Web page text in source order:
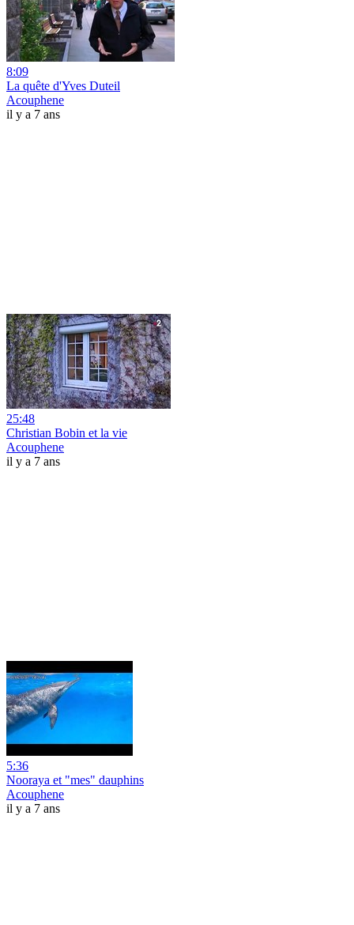
8:09
La quête d'Yves Duteil
Acouphene
il y a 7 ans
25:48
Christian Bobin et la vie
Acouphene
il y a 7 ans
5:36
Nooraya et "mes" dauphins
Acouphene
il y a 7 ans